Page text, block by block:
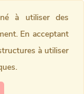
à utiliser des
En acceptant
à utiliser